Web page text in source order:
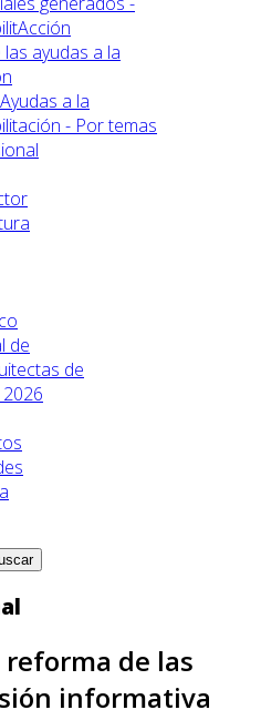
ayudas a la
a la
- Por temas
de
de
de las
informativa